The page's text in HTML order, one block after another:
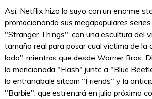
Así, Netflix hizo lo suyo con un enorme
promocionando sus megapopulares
"Stranger Things", con una escultura del
tamaño real para posar cual víctima de la
lado"; mientras que desde Warner Bros.
la mencionada "Flash" junto a "Blue
la entrañabale sitcom "Friends" y la
"Barbie", que estrenará en julio próximo